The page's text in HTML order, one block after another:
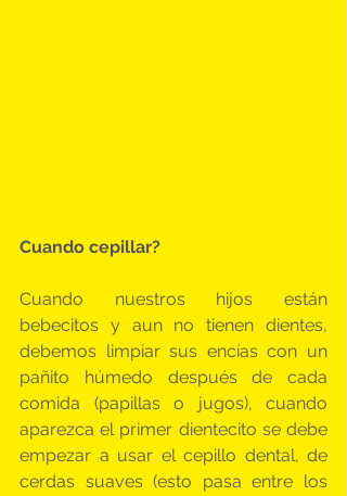
Cuando cepillar?
Cuando nuestros hijos están
bebecitos y aun no tienen dientes,
debemos limpiar sus encías con un
pañito húmedo después de cada
comida (papillas o jugos), cuando
aparezca el primer dientecito se debe
empezar a usar el cepillo dental, de
cerdas suaves (esto pasa entre los